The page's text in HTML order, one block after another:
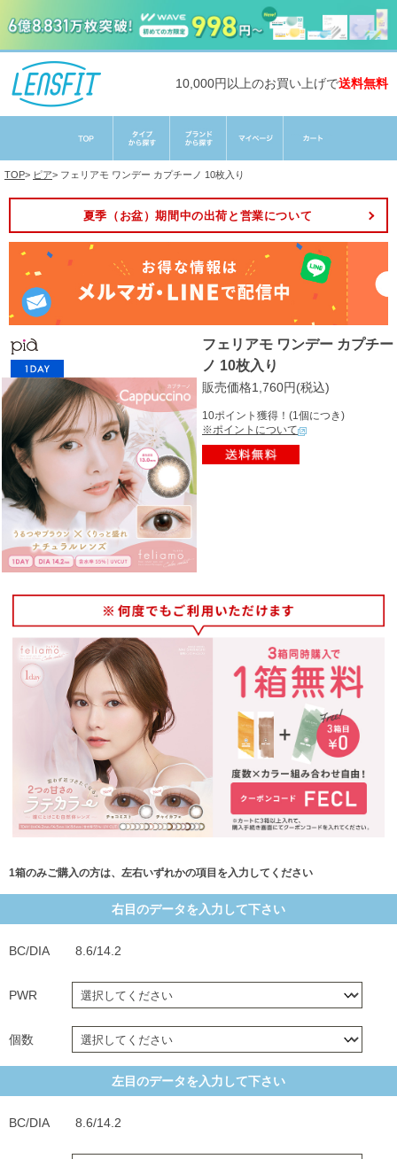
10,000円以上のお買い上げで送料無料
TOP> ピア> フェリアモ ワンデー カプチーノ 10枚入り
夏季（お盆）期間中の出荷と営業について
フェリアモ ワンデー カプチー
ノ 10枚入り
販売価格1,760円(税込)
10ポイント獲得！(1個につき)
※ポイントについて
1箱のみご購入の方は、左右いずれかの項目を入力してください
右目のデータを入力して下さい
BC/DIA 8.6/14.2
PWR
個数
左目のデータを入力して下さい
BC/DIA 8.6/14.2